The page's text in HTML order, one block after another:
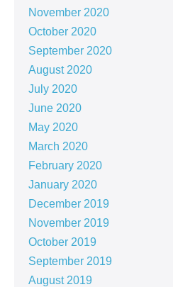
November 2020
October 2020
September 2020
August 2020
July 2020
June 2020
May 2020
March 2020
February 2020
January 2020
December 2019
November 2019
October 2019
September 2019
August 2019